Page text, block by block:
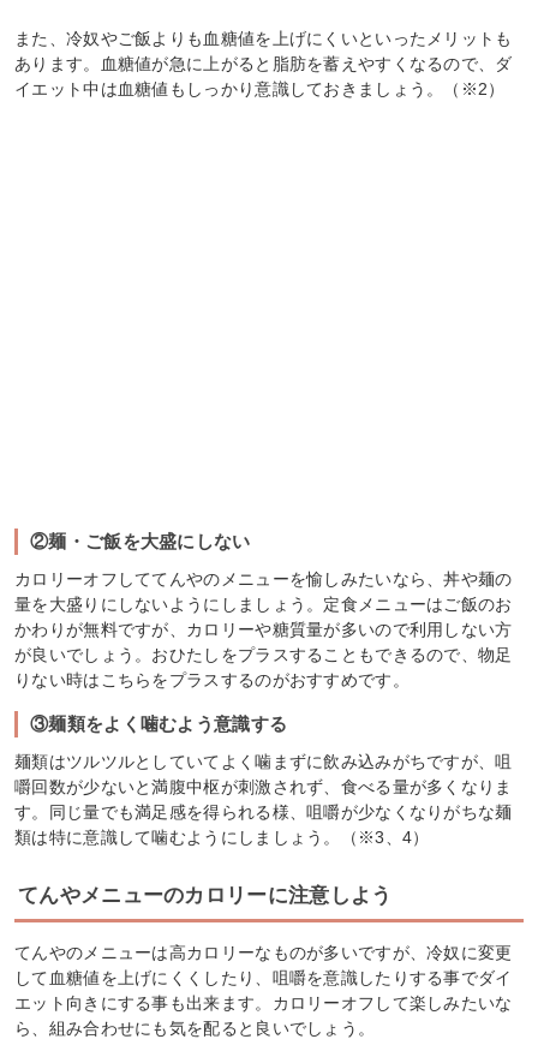
また、冷奴やご飯よりも血糖値を上げにくいといったメリットも
あります。血糖値が急に上がると脂肪を蓄えやすくなるので、ダ
イエット中は血糖値もしっかり意識しておきましょう。（※2）
②麺・ご飯を大盛にしない
カロリーオフしててんやのメニューを愉しみたいなら、丼や麺の
量を大盛りにしないようにしましょう。定食メニューはご飯のお
かわりが無料ですが、カロリーや糖質量が多いので利用しない方
が良いでしょう。おひたしをプラスすることもできるので、物足
りない時はこちらをプラスするのがおすすめです。
③麺類をよく噛むよう意識する
麺類はツルツルとしていてよく噛まずに飲み込みがちですが、咀
嚼回数が少ないと満腹中枢が刺激されず、食べる量が多くなりま
す。同じ量でも満足感を得られる様、咀嚼が少なくなりがちな麺
類は特に意識して噛むようにしましょう。（※3、4）
てんやメニューのカロリーに注意しよう
てんやのメニューは高カロリーなものが多いですが、冷奴に変更
して血糖値を上げにくくしたり、咀嚼を意識したりする事でダイ
エット向きにする事も出来ます。カロリーオフして楽しみたいな
ら、組み合わせにも気を配ると良いでしょう。